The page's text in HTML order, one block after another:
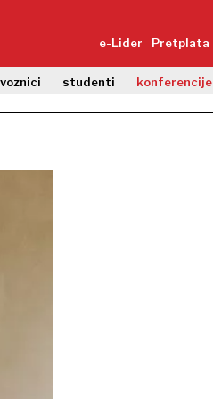
e-Lider Pretplata
studenti konferencije